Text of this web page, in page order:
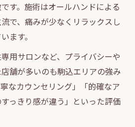
す。施術はオールハンドによる
で、痛みが少なくリラックスし
ます。
用サロンなど、プライバシーや
舗が多いのも駒込エリアの強み
なカウンセリング」「的確なア
っきり感が違う」といった評価